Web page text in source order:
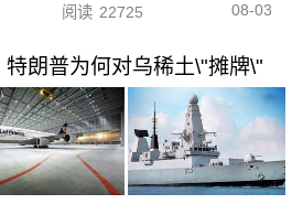
阅读 22725 08-03
朗普为何对乌稀土\"摊牌\"